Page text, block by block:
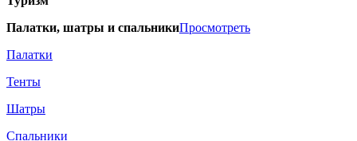
Палатки, шатры и спальникиПросмотреть
Палатки
Тенты
Шатры
Спальники